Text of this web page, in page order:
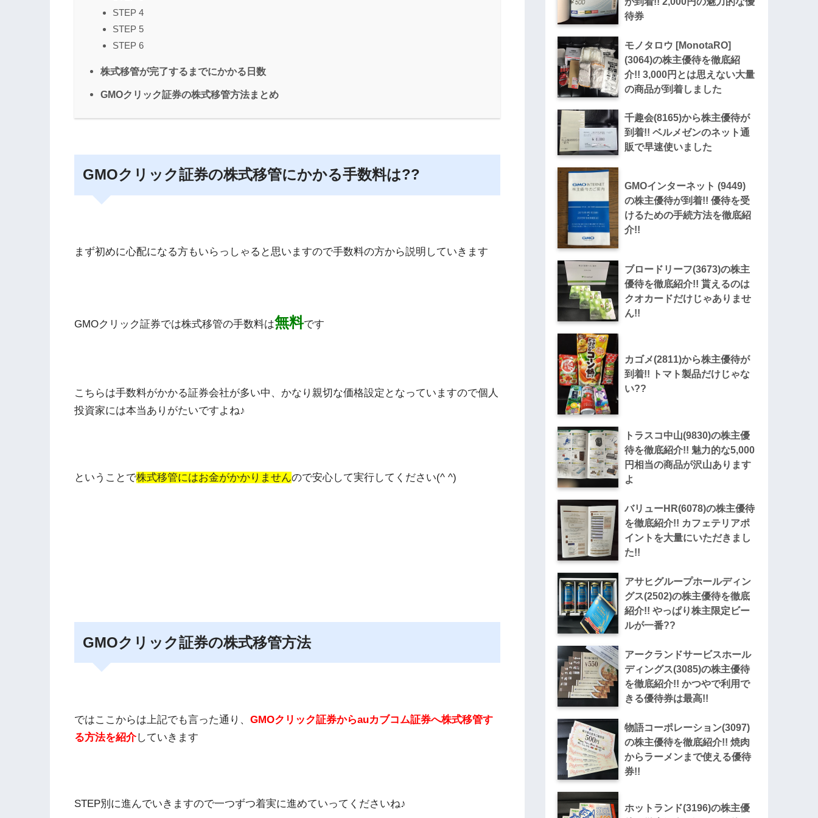
STEP 4
STEP 5
STEP 6
株式移管が完了するまでにかかる日数
GMOクリック証券の株式移管方法まとめ
GMOクリック証券の株式移管にかかる手数料は??
まず初めに心配になる方もいらっしゃると思いますので手数料の方から説明していきます
GMOクリック証券では株式移管の手数料は無料です
こちらは手数料がかかる証券会社が多い中、かなり親切な価格設定となっていますので個人
投資家には本当ありがたいですよね♪
ということで株式移管にはお金がかかりませんので安心して実行してください(^ ^)
GMOクリック証券の株式移管方法
ではここからは上記でも言った通り、 GMOクリック証券からauカブコム証券へ株式移管す
る方法を紹介していきます
STEP別に進んでいきますので一つずつ着実に進めていってくださいね♪
待券
モノタロウ [MonotaRO]
(3064)の株主優待を徹底紹
介!! 3,000円とは思えない大量
の商品が到着しました
千趣会(8165)から株主優待が
到着!! ベルメゼンのネット通
販で早速使いました
GMOインターネット (9449)
の株主優待が到着!! 優待を受
けるための手続方法を徹底紹
介!!
ブロードリーフ(3673)の株主
優待を徹底紹介!! 貰えるのは
クオカードだけじゃありませ
ん!!
カゴメ(2811)から株主優待が
到着!! トマト製品だけじゃな
い??
トラスコ中山(9830)の株主優
待を徹底紹介!! 魅力的な5,000
円相当の商品が沢山あります
よ
バリューHR(6078)の株主優待
を徹底紹介!! カフェテリアポ
イントを大量にいただきまし
た!!
アサヒグループホールディン
グス(2502)の株主優待を徹底
紹介!! やっぱり株主限定ビー
ルが一番??
アークランドサービスホール
ディングス(3085)の株主優待
を徹底紹介!! かつやで利用で
きる優待券は最高!!
物語コーポレーション(3097)
の株主優待を徹底紹介!! 焼肉
からラーメンまで使える優待
券!!
ホットランド(3196)の株主優